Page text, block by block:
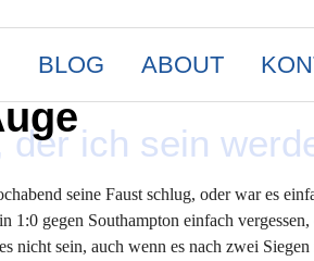
BLOG ABOUT
der ich sein
seine Faust schlug, oder war es
gegen Southampton einfach
nicht sein, auch wenn es nach zwei Siegen